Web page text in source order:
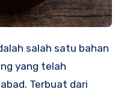
salah satu bahan
yang telah
Terbuat dari